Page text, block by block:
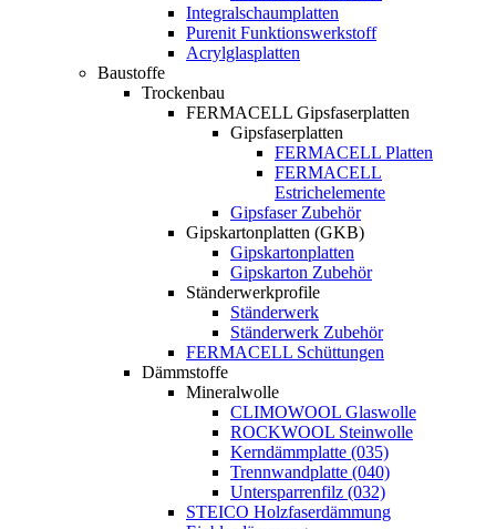
Integralschaumplatten
Purenit Funktionswerkstoff
Acrylglasplatten
Baustoffe
Trockenbau
FERMACELL Gipsfaserplatten
Gipsfaserplatten
FERMACELL Platten
FERMACELL
Estrichelemente
Gipsfaser Zubehör
Gipskartonplatten (GKB)
Gipskartonplatten
Gipskarton Zubehör
Ständerwerkprofile
Ständerwerk
Ständerwerk Zubehör
FERMACELL Schüttungen
Dämmstoffe
Mineralwolle
CLIMOWOOL Glaswolle
ROCKWOOL Steinwolle
Kerndämmplatte (035)
Trennwandplatte (040)
Untersparrenfilz (032)
STEICO Holzfaserdämmung